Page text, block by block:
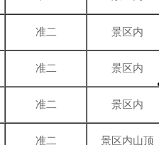
准二 景区内
准二 景区内
准二 景区内
准二 景区内山顶